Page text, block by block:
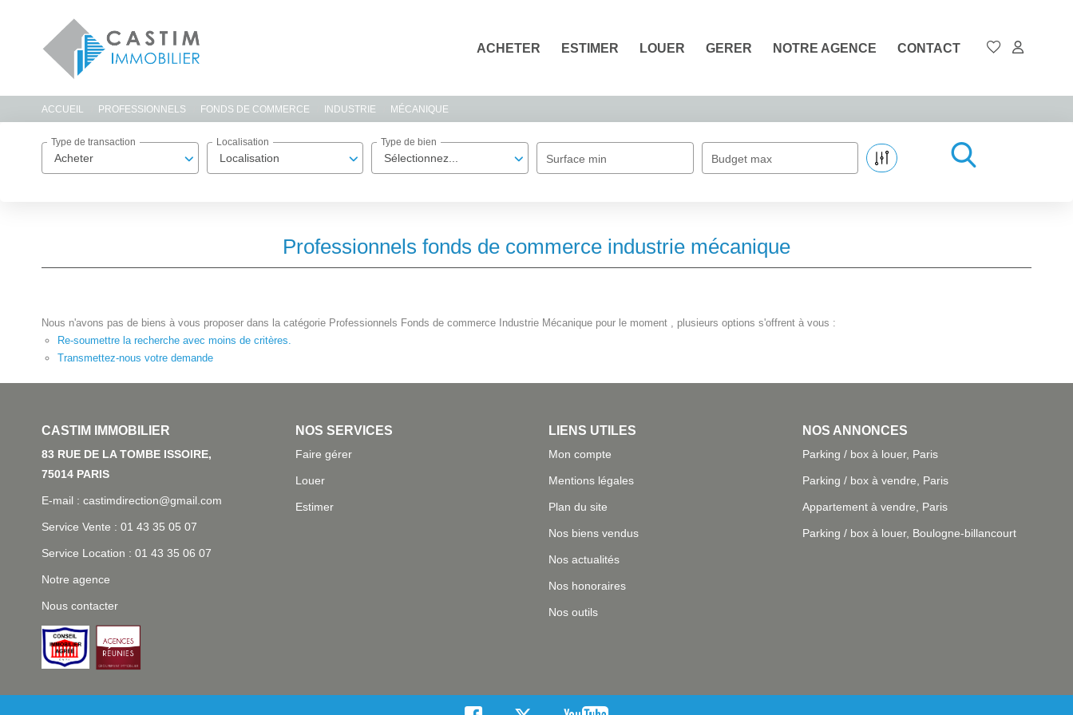
ACHETER ESTIMER LOUER GERER NOTRE AGENCE CONTACT
ACCUEIL PROFESSIONNELS FONDS DE COMMERCE INDUSTRIE MÉCANIQUE
Acheter
Type de transaction
Localisation
Localisation
Sélectionnez...
Type de bien
Surface min Budget max
Professionnels fonds de commerce industrie mécanique
Nous n'avons pas de biens à vous proposer dans la catégorie Professionnels Fonds de commerce Industrie Mécanique pour le moment , plusieurs options s'offrent à vous :
Re-soumettre la recherche avec moins de critères.
Transmettez-nous votre demande
L'AGENCE
83 RUE DE LA TOMBE ISSOIRE, 75014
PARIS
E-mail : castimdirection@gmail.com
Service Vente : 01 43 35 05 07
Service Location : 01 43 35 06 07
Notre agence
Nous contacter
NOS SERVICES
Faire gérer
Louer
Estimer
LIENS UTILES
Mon compte
Mentions légales
Plan du site
Nos biens vendus
Nos actualités
Nos honoraires
Nos outils
NOS ANNONCES
Parking / box à louer, Paris
Parking / box à vendre, Paris
Appartement à vendre, Paris
Parking / box à louer, Boulogne-billancourt